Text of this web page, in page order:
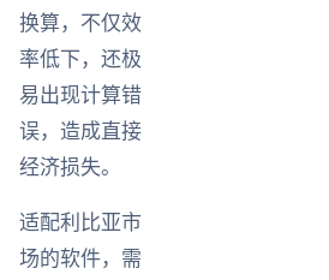
换算，不仅效
率低下，还极
易出现计算错
误，造成直接
经济损失。
适配利比亚市
场的软件，需